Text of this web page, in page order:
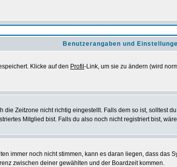
Benutzerangaben und
Klicke auf den Profil -Link, um sie zu ändern (wird
Zeitzone nicht richtig eingestellt. Falls dem so ist, solltest
Mitglied bist. Falls du also noch nicht registriert bist,
immer noch nicht stimmen, kann es daran liegen, dass das
zwischen deiner gewählten und der Boardzeit kommen.